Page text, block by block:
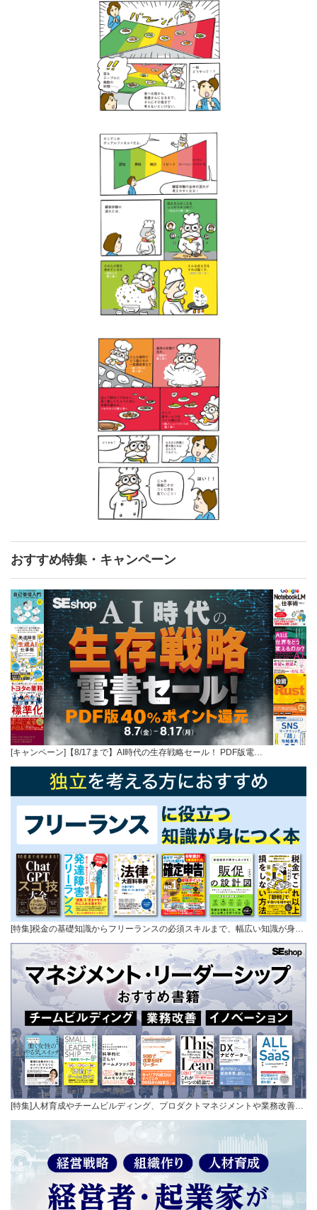
おすすめ特集・キャンペーン
[キャンペーン]【8/17まで】AI時代の生存戦略セール！ PDF版電…
[特集]税金の基礎知識からフリーランスの必須スキルまで、幅広い知識が身…
[特集]人材育成やチームビルディング、プロダクトマネジメントや業務改善…